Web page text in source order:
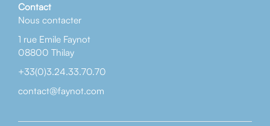
Contact
Nous contacter
1 rue Emile Faynot
08800 Thilay
+33(0)3.24.33.70.70
contact@faynot.com